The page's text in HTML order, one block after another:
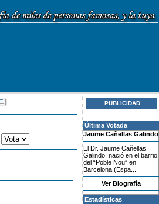
PUBLICIDAD
Última Votada
Jaume Cañellas Galindo
El Dr. Jaume Cañellas
Galindo, nació en el barrio
del “Poble Nou” en
Barcelona (Espa...
Ver Biografía
Estadísticas